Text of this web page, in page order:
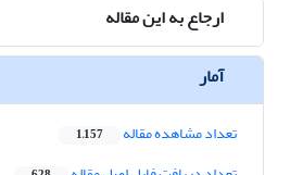
ارجاع به این مقاله
آمار
تعداد مشاهده مقاله 1,157